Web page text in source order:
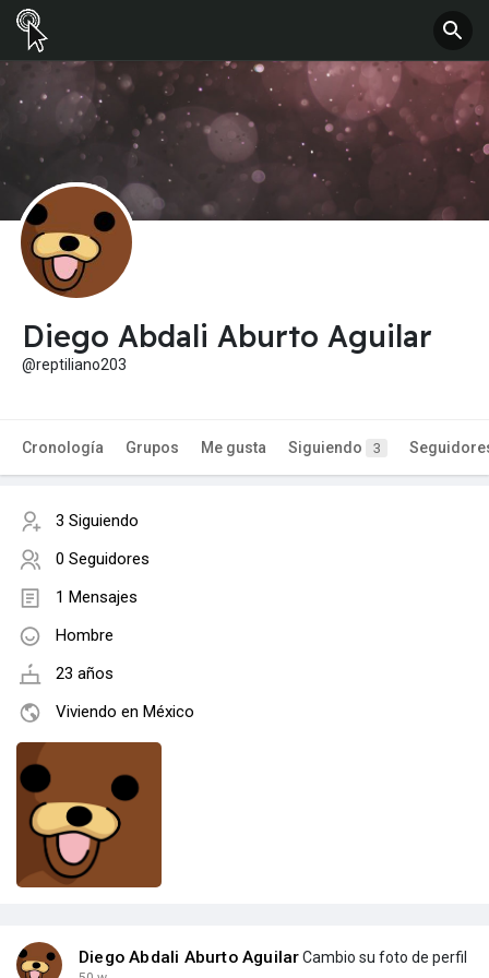
Diego Abdali Aburto Aguilar
@reptiliano203
Cronología Grupos Me gusta Siguiendo 3
3 Siguiendo
0 Seguidores
1 Mensajes
Hombre
23 años
Viviendo en México
Diego Abdali Aburto AguilarCambio su foto de perfil